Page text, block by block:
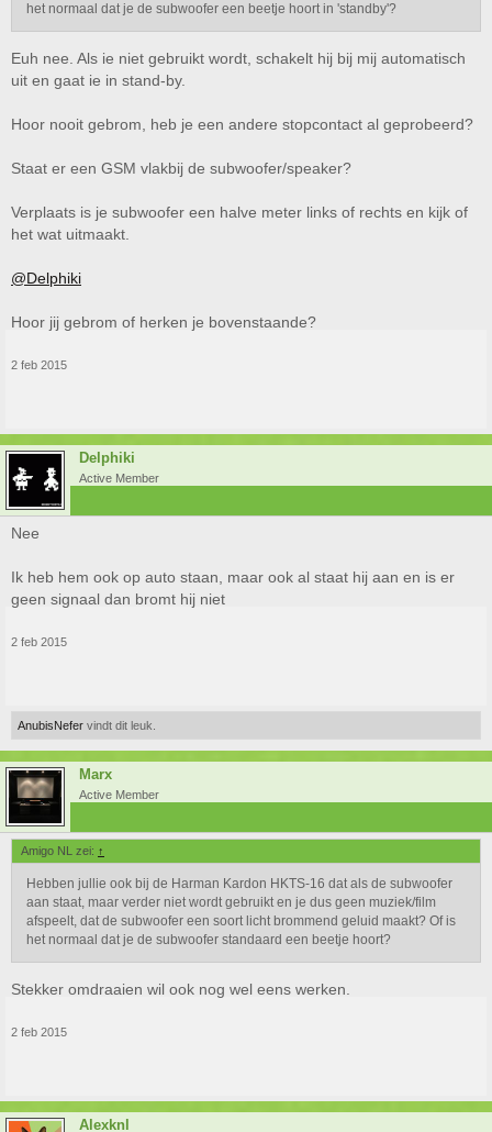
het normaal dat je de subwoofer een beetje hoort in 'standby'?
Euh nee. Als ie niet gebruikt wordt, schakelt hij bij mij automatisch
uit en gaat ie in stand-by.
Hoor nooit gebrom, heb je een andere stopcontact al geprobeerd?
Staat er een GSM vlakbij de subwoofer/speaker?
Verplaats is je subwoofer een halve meter links of rechts en kijk of
het wat uitmaakt.
@Delphiki
Hoor jij gebrom of herken je bovenstaande?
2 feb 2015
Delphiki
Active Member
Nee
Ik heb hem ook op auto staan, maar ook al staat hij aan en is er
geen signaal dan bromt hij niet
2 feb 2015
AnubisNefer vindt dit leuk.
Marx
Active Member
Amigo NL zei: ↑
Hebben jullie ook bij de Harman Kardon HKTS-16 dat als de subwoofer
aan staat, maar verder niet wordt gebruikt en je dus geen muziek/film
afspeelt, dat de subwoofer een soort licht brommend geluid maakt? Of is
het normaal dat je de subwoofer standaard een beetje hoort?
Stekker omdraaien wil ook nog wel eens werken.
2 feb 2015
Alexknl